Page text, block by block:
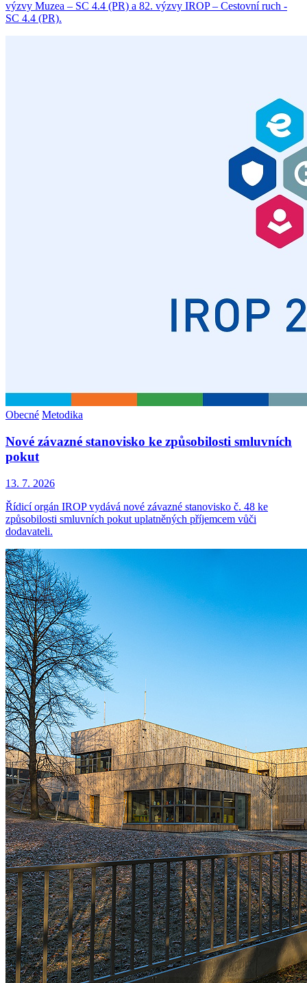
výzvy Muzea – SC 4.4 (PR) a 82. výzvy IROP – Cestovní ruch -
SC 4.4 (PR).
Obecné Metodika
Nové závazné stanovisko ke způsobilosti smluvních
pokut
13. 7. 2026
Řídicí orgán IROP vydává nové závazné stanovisko č. 48 ke
způsobilosti smluvních pokut uplatněných příjemcem vůči
dodavateli.